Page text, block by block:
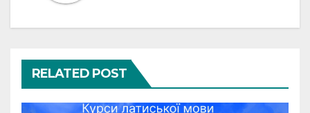
RELATED POST